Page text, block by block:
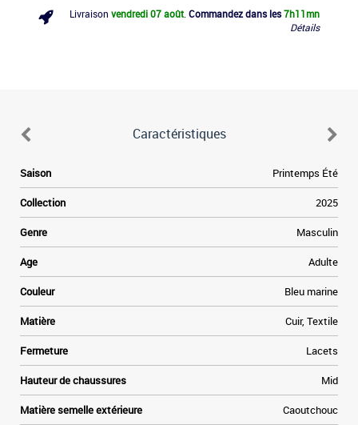
Livraison vendredi 07 août Commandez dans les7h11mn
Détails
Caractéristiques
Saison Printemps Été
Collection 2025
Genre Masculin
Age Adulte
Couleur Bleu marine
Matière Cuir, Textile
Fermeture Lacets
Hauteur de chaussures Mid
Matière semelle extérieure Caoutchouc